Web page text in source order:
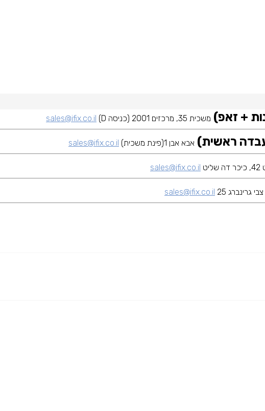
משכית 35, מרכזים 2001 (כניסה D) sales@ifix.co.il
אבא אבן 1(פינת משכית) sales@ifix.co.il
sales@ifix.co.il
גרינברג 25 sales@ifix.co.il